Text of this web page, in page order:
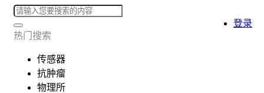
热门搜索
传感器
抗肿瘤
物理所
登录